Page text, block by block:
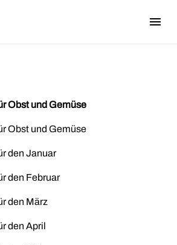
menu
Obst und Gemüse
Obst und Gemüse
den Januar
den Februar
den März
den April